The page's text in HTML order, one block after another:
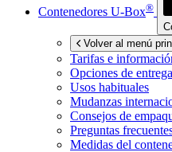
Contenedores U-Box®
Volver al menú
Tarifas e
Opciones de entrega
Usos habituales
Mudanzas
Consejos de
Preguntas
Medidas del